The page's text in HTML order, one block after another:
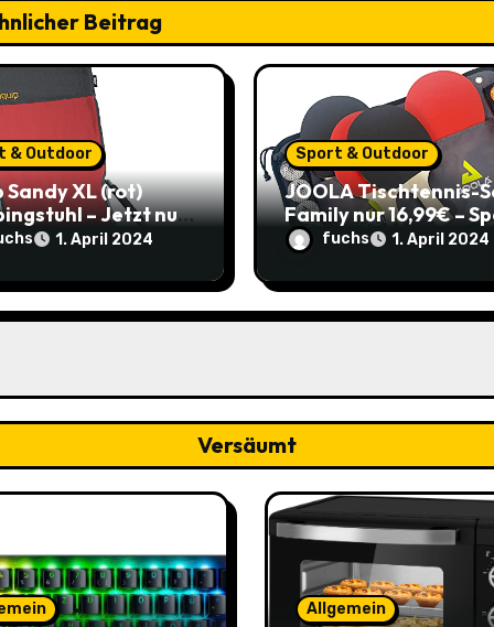
Beitrag
& Outdoor
Sandy XL (rot)
– Jetzt nur
statt 60,95€ –
1. April 2024
Sport & Outdoor
JOOLA Tischtennis-
Family nur 16,99€ –
3,71€ im Vergleich
alten Preis!
fuchs 1. April 2024
Versäumt
Allgemein